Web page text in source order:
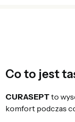
Co to jest
CURASEPT to
komfort podczas